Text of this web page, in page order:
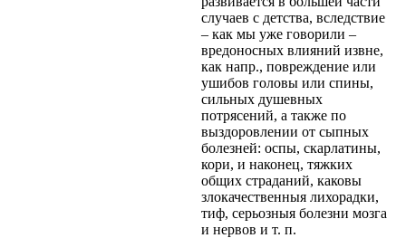
случаев с детства, вследствие
– как мы уже говорили –
вредоносных влияний извне,
как напр., повреждение или
ушибов головы или спины,
сильных душевных
потрясений, а также по
выздоровлении от сыпных
болезней: оспы, скарлатины,
кори, и наконец, тяжких
общих страданий, каковы
злокачественныя лихорадки,
тиф, серьозныя болезни мозга
и нервов и т. п.